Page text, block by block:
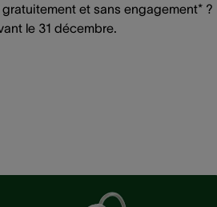
et sans engagement* ?
le 31 décembre.